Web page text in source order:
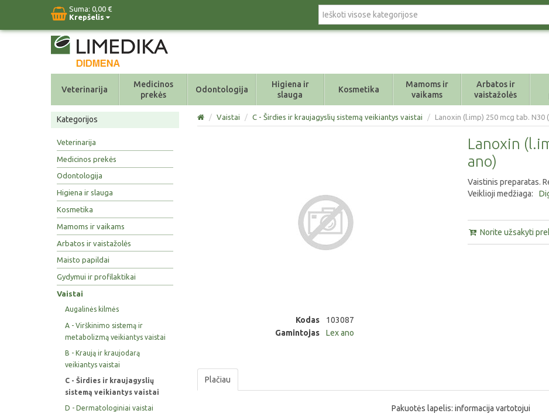
Suma: 0,00 €
Krepšelis
Veterinarija
Medicinos
prekės
Odontologija
Higiena ir
slauga
Kosmetika
Mamoms ir
vaikams
Arbatos ir
vaistažolės
Kategorijos
Veterinarija
Medicinos prekės
Odontologija
Higiena ir slauga
Kosmetika
Mamoms ir vaikams
Arbatos ir vaistažolės
Maisto papildai
Gydymui ir profilaktikai
Vaistai
Augalinės kilmės
A - Virškinimo sistemą ir
metabolizmą veikiantys vaistai
B - Kraują ir kraujodarą
veikiantys vaistai
C - Širdies ir kraujagyslių
sistemą veikiantys vaistai
D - Dermatologiniai vaistai
/ Vaistai / C - Širdies ir kraujagyslių sistemą veikiantys vaistai / Lanoxin (l.imp) 250 mcg tab. N30
Kodas
103087
Gamintojas
Lex ano
Lanoxin
ano)
Vaistinis preparatas.
Veiklioji medžiaga:
Norite užsakyti
Plačiau
Pakuotės lapelis: informacija vartotojui